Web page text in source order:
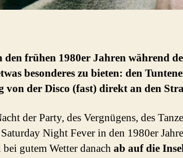
frühen 1980er Jahren während
besonderes zu bieten: den
von der Disco (fast) direkt an den
der Party, des Vergnügens, des
Night Fever in den 1980er
gutem Wetter danachab auf die